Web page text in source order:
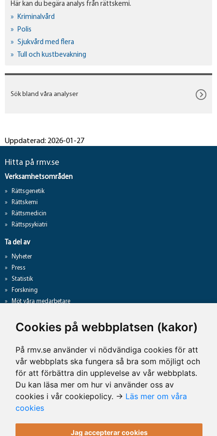
Cookies på webbplatsen (kakor)
På rmv.se använder vi nödvändiga cookies för att
vår webbplats ska fungera så bra som möjligt och
för att förbättra din upplevelse av vår webbplats.
Du kan läsa mer om hur vi använder oss av
cookies i vår cookiepolicy. → Läs mer om våra
cookies
Jag accepterar cookies
Här kan du begära analys från rättskemi.
Kriminalvård
Polis
Sjukvård med flera
Tull och kustbevakning
Sök bland våra analyser
Uppdaterad: 2026-01-27
Hitta på rmv.se
Verksamhetsområden
Rättsgenetik
Rättskemi
Rättsmedicin
Rättspsykiatri
Ta del av
Nyheter
Press
Statistik
Forskning
Möt våra medarbetare
Analyslista
Hantering av personuppgifter
Tillgänglighet på rmv.se
Kontaktuppgifter